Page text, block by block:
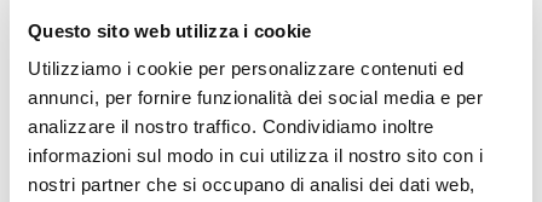
Questo sito web utilizza i cookie
Utilizziamo i cookie per personalizzare contenuti ed
annunci, per fornire funzionalità dei social media e per
analizzare il nostro traffico. Condividiamo inoltre
informazioni sul modo in cui utilizza il nostro sito con i
nostri partner che si occupano di analisi dei dati web,
CODICE:
Mobile portabottiglie 200x120h cm in legno - Freia
Sheesham
€ 789,00